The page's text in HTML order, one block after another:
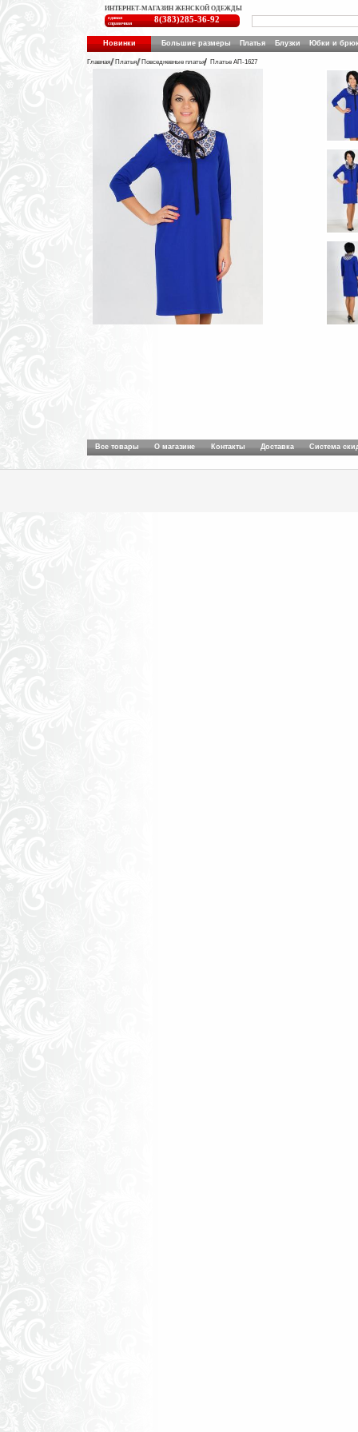
ИНТЕРНЕТ-МАГАЗИН ЖЕНСКОЙ ОДЕЖДЫ
единая
справочная
8(383)285-36-92
Новинки Большие размеры Платья Блузки Юбки и
Главная Платья Повседневные платья Платье АП-1627
Все товары О магазине Контакты Доставка Система